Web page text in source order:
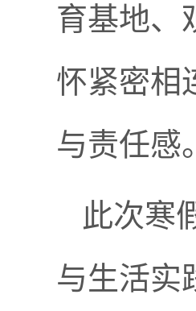
育基地、
怀紧密相
与责任感。
此次寒
与生活实